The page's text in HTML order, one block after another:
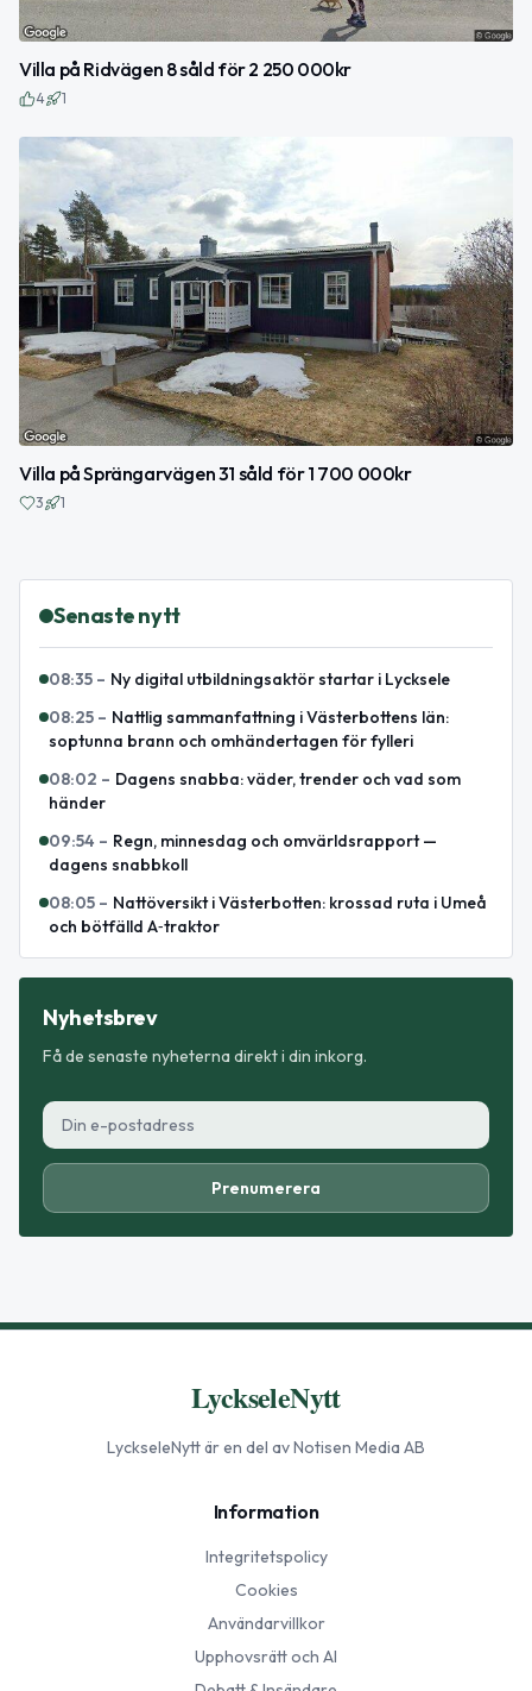
Villa på Ridvägen 8 såld för 2 250 000kr
4 1
Villa på Sprängarvägen 31 såld för 1 700 000kr
3 1
Senaste nytt
08:35 – Ny digital utbildningsaktör startar i Lycksele
08:25 – Nattlig sammanfattning i Västerbottens län:
soptunna brann och omhändertagen för fylleri
08:02 – Dagens snabba: väder, trender och vad som
händer
09:54 – Regn, minnesdag och omvärldsrapport —
dagens snabbkoll
08:05 – Nattöversikt i Västerbotten: krossad ruta i Umeå
och bötfälld A‑traktor
Nyhetsbrev
Få de senaste nyheterna direkt i din inkorg.
Prenumerera
LyckseleNytt
LyckseleNyttär en del av Notisen Media AB
Information
Integritetspolicy
Cookies
Användarvillkor
Upphovsrätt och AI